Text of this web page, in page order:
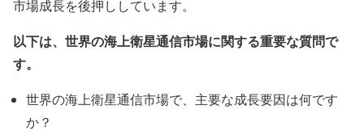
市場成長を後押ししています。
以下は、世界の海上衛星通信市場に関する重要な質問で
す。
世界の海上衛星通信市場で、主要な成長要因は何です
か？